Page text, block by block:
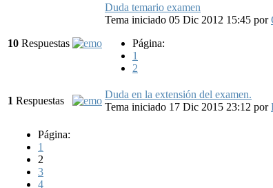
10 Respuestas
Duda temario examen
Tema iniciado 05 Dic 2012 15:45 por
Página:
1
2
1 Respuestas
Duda en la extensión del examen.
Tema iniciado 17 Dic 2015 23:12 por
Página:
1
2
3
4